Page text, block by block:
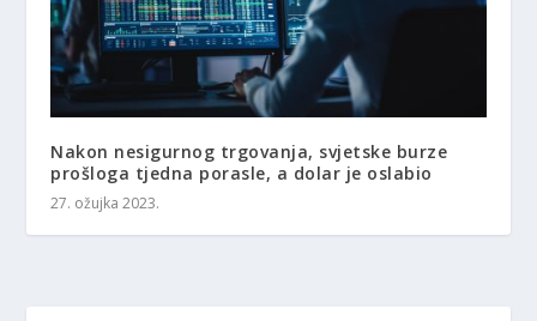
Nakon nesigurnog trgovanja, svjetske burze
prošloga tjedna porasle, a dolar je oslabio
27. ožujka 2023.